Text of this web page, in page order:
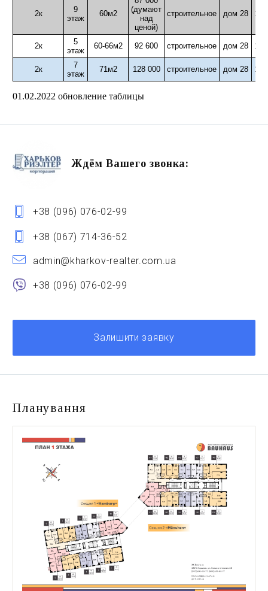
2к
9
этаж
60м2
(думают
над
ценой)
строительное дом 28
2к
5
этаж
60-66м2 92 600 строительное дом 28
2к
7
этаж
71м2 128 000 строительное дом 28
01.02.2022 обновление таблицы
Ждём Вашего звонка:
+38 (096) 076-02-99
+38 (067) 714-36-52
admin@kharkov-realter.com.ua
+38 (096) 076-02-99
Залишити заявку
Планування